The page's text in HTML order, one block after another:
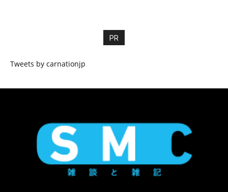
PR
Tweets by carnationjp